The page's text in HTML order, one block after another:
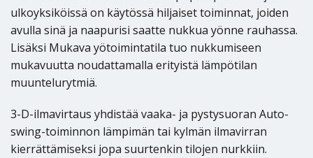
ulkoyksiköissä on käytössä hiljaiset toiminnat, joiden
avulla sinä ja naapurisi saatte nukkua yönne rauhassa.
Lisäksi Mukava yötoimintatila tuo nukkumiseen
mukavuutta noudattamalla erityistä lämpötilan
muuntelurytmiä.
3-D-ilmavirtaus yhdistää vaaka- ja pystysuoran Auto-
swing-toiminnon lämpimän tai kylmän ilmavirran
kierrättämiseksi jopa suurtenkin tilojen nurkkiin.